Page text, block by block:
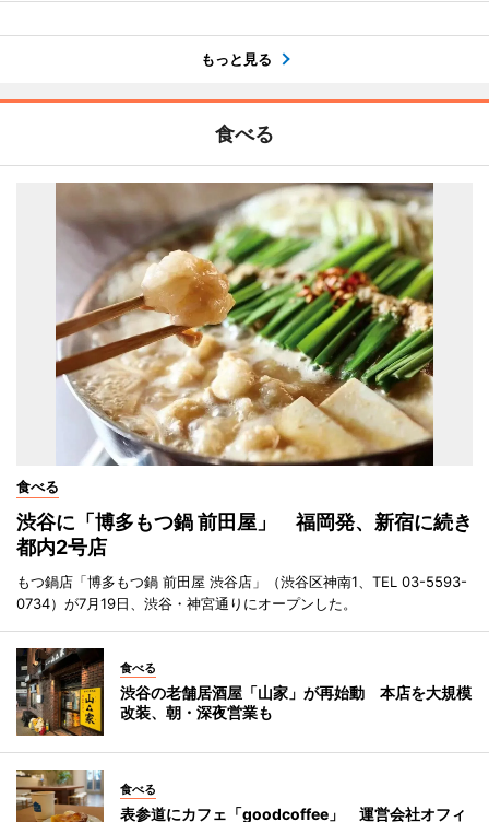
もっと見る
食べる
食べる
渋谷に「博多もつ鍋 前田屋」 福岡発、新宿に続き
都内2号店
もつ鍋店「博多もつ鍋 前田屋 渋谷店」（渋谷区神南1、TEL 03-5593-
0734）が7月19日、渋谷・神宮通りにオープンした。
食べる
渋谷の老舗居酒屋「山家」が再始動 本店を大規模
改装、朝・深夜営業も
食べる
表参道にカフェ「goodcoffee」 運営会社オフィ